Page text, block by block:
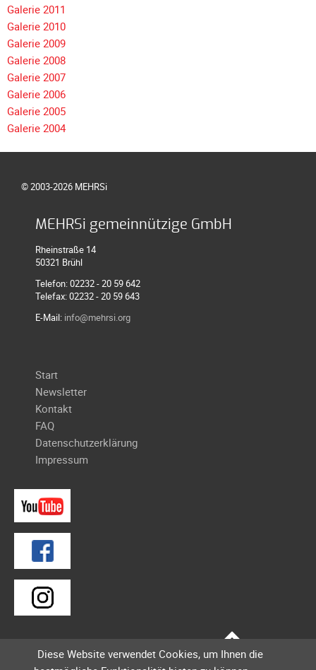
Galerie 2011
Galerie 2010
Galerie 2009
Galerie 2008
Galerie 2007
Galerie 2006
Galerie 2005
Galerie 2004
© 2003-2026 MEHRSi
MEHRSi gemeinnützige GmbH
Rheinstraße 14
50321 Brühl
Telefon: 02232 - 20 59 642
Telefax: 02232 - 20 59 643
E-Mail: info@mehrsi.org
Navigation
überspringen
Start
Newsletter
Kontakt
FAQ
Datenschutzerklärung
Impressum
Diese Website verwendet Cookies, um Ihnen die